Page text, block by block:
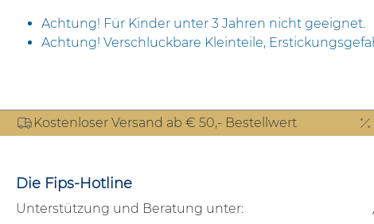
Achtung! Für Kinder unter 3 Jahren nicht geeignet.
Achtung! Verschluckbare Kleinteile,
Kostenloser Versand ab € 50,- Bestellwert
Die Fips-Hotline
Unterstützung und Beratung unter: